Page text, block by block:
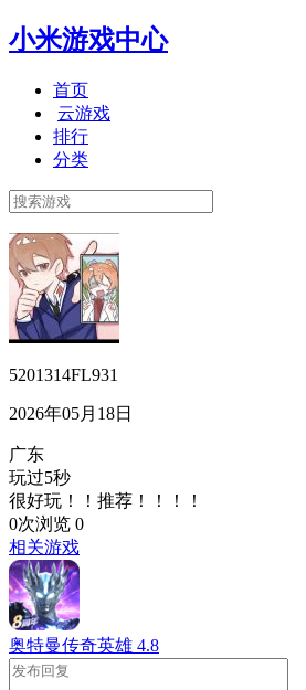
小米游戏中心
首页
云游戏
排行
分类
5201314FL931
2026年05月18日
广东
玩过5秒
很好玩！！推荐！！！！
0次浏览 0
相关游戏
奥特曼传奇英雄 4.8